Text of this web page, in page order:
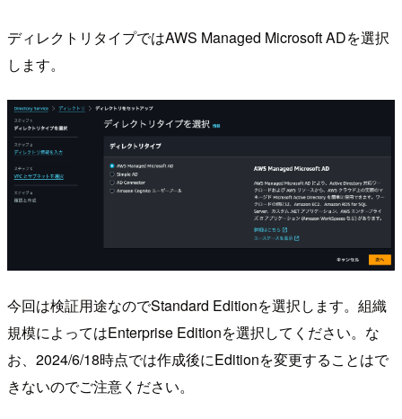
ディレクトリタイプではAWS Managed Microsoft ADを選択
します。
今回は検証用途なのでStandard Editionを選択します。組織
規模によってはEnterprise Editionを選択してください。な
お、2024/6/18時点では作成後にEditionを変更することはで
きないのでご注意ください。